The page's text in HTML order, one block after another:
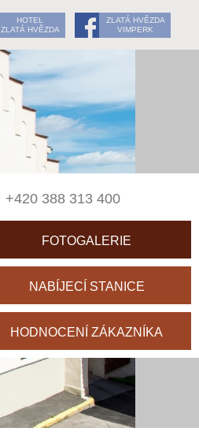
HOTEL
ZLATÁ HVĚZDA
ZLATÁ HVĚZDA
VIMPERK
+420 388 313 400
FOTOGALERIE
NABÍJECÍ STANICE
HODNOCENÍ ZÁKAZNÍKA